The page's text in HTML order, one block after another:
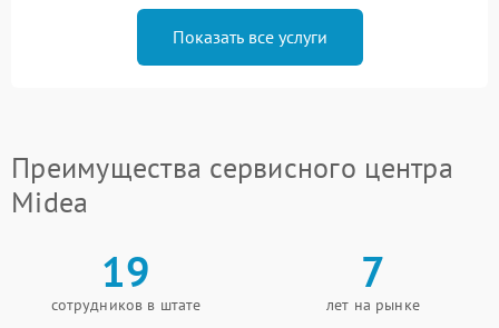
Показать все услуги
Преимущества сервисного центра
Midea
19
сотрудников в штате
7
лет на рынке